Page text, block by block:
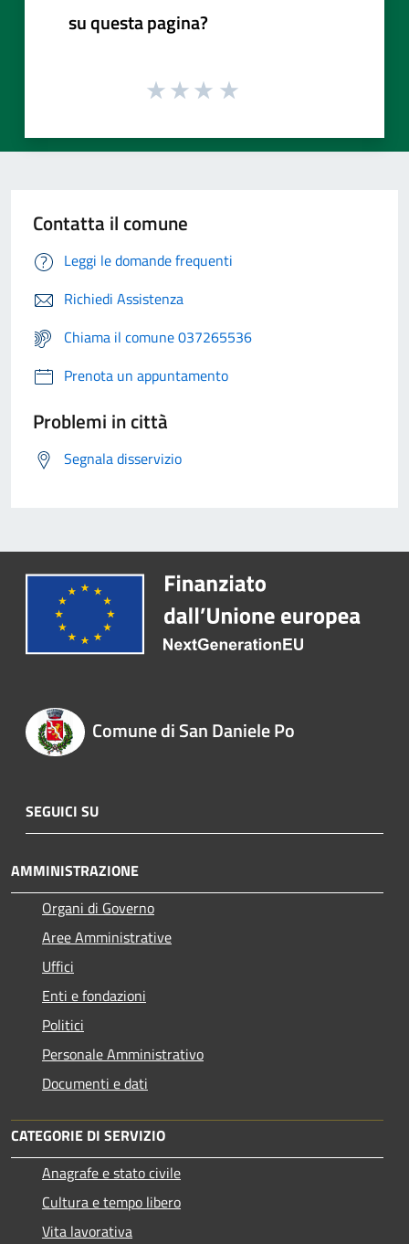
su questa pagina?
Contatta il comune
Leggi le domande frequenti
Richiedi Assistenza
Chiama il comune 037265536
Prenota un appuntamento
Problemi in città
Segnala disservizio
Comune di San Daniele Po
SEGUICI SU
AMMINISTRAZIONE
Organi di Governo
Aree Amministrative
Uffici
Enti e fondazioni
Politici
Personale Amministrativo
Documenti e dati
CATEGORIE DI SERVIZIO
Anagrafe e stato civile
Cultura e tempo libero
Vita lavorativa